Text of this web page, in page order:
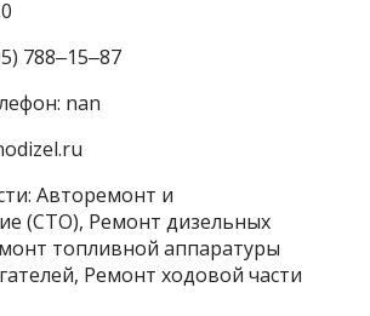
788‒15‒87
nan
Авторемонт и
(СТО), Ремонт дизельных
топливной аппаратуры
Ремонт ходовой части